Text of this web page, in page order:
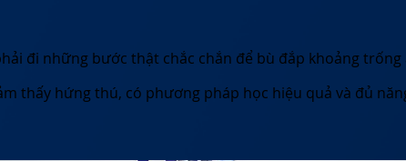
đi những bước thật chắc chắn để bù đắp khoảng trống
thấy hứng thú, có phương pháp học hiệu quả và đủ